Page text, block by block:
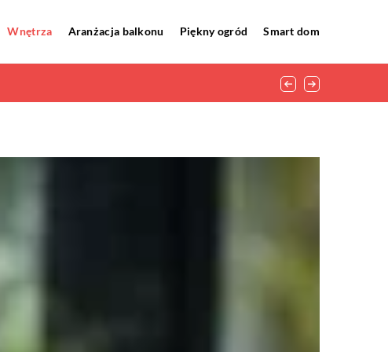
Wnętrza Aranżacja balkonu Piękny ogród Smart dom